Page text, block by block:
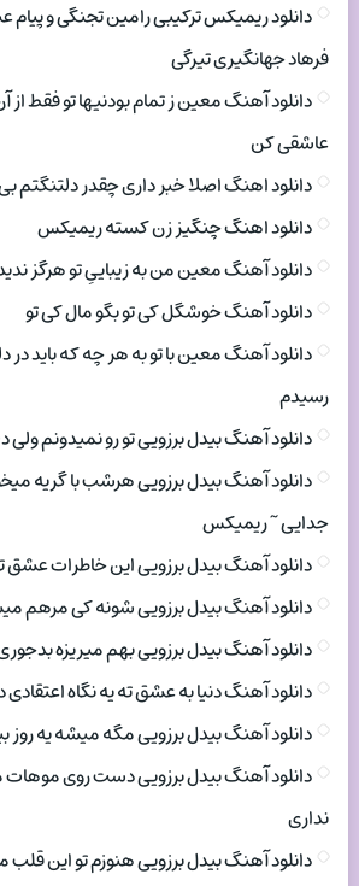
دانلود ریمیکس ترکیبی رامین تجنگی و
فرهاد جهانگیری تیرگی
دانلود آهنگ معین ز تمام بودنیها تو فقط از
عاشقی کن
دانلود اهنگ اصلا خبر داری چقدر
دانلود اهنگ چنگیز زن کسته ریمیکس
دانلود آهنگ معین من به زیباییِ تو هرگز
دانلود آهنگ خوشگل کی تو بگو مال کی تو
دانلود آهنگ معین با تو به هر چه که باید
رسیدم
دانلود آهنگ بیدل برزویی تو رو نمیدونم ولی
دانلود آهنگ بیدل برزویی هرشب با گریه
جدایی ~ ریمیکس
دانلود آهنگ بیدل برزویی این خاطرات
دانلود آهنگ بیدل برزویی شونه کی مرهم
دانلود آهنگ بیدل برزویی بهم میریزه
دانلود آهنگ دنیا به عشق ته یه نگاه اعتقادی
دانلود آهنگ بیدل برزویی مگه میشه یه روز
دانلود آهنگ بیدل برزویی دست روی
نداری
دانلود آهنگ بیدل برزویی هنوزم تو این